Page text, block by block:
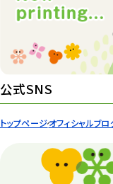
トップページオフィシャルブロ
紅葉情報
ズーボ
イベント
公式SNS